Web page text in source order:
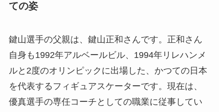
ての姿
鍵山選手の父親は、鍵山正和さんです。正和さん
自身も1992年アルベールビル、1994年リレハンメ
ルと2度のオリンピックに出場した、かつての日本
を代表するフィギュアスケーターです。現在は、
優真選手の専任コーチとしての職業に従事してい